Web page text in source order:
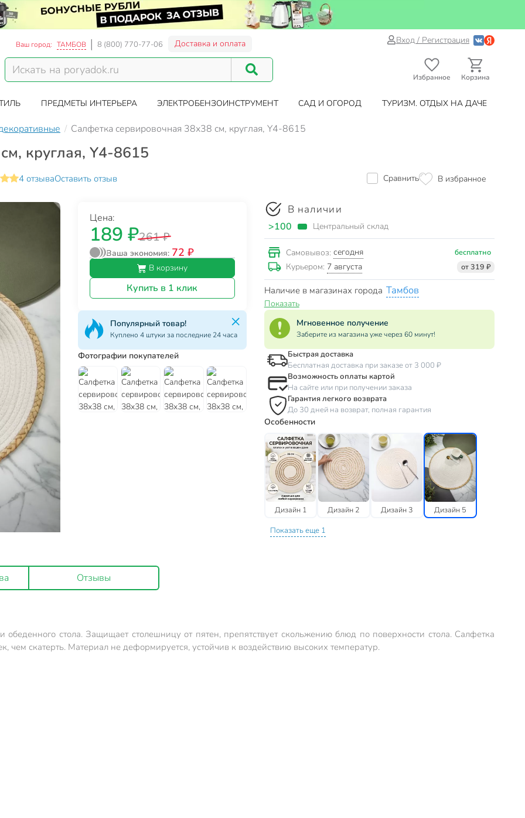
Ваш город: ТАМБОВ 8 (800) 770-77-06 Доставка и оплата Вход / Регистрация
Избранное Корзина
ПРЕДМЕТЫ ИНТЕРЬЕРА ЭЛЕКТРОБЕНЗОИНСТРУМЕНТ САД И ОГОРОД ТУРИЗМ. ОТДЫХ НА ДАЧЕ
Салфетка сервировочная 38х38 см, круглая, Y4-8615
круглая, Y4-8615
4 отзываОставить отзыв Сравнить В избранное
Цена:
189 ₽261 ₽
Ваша экономия: 72 ₽
В корзину
Купить в 1 клик
Популярный товар!
Куплено 4 штуки за последние 24 часа
Фотографии покупателей
В наличии
>100 Центральный склад
Самовывоз: сегодня бесплатно
Курьером: 7 августа от 319 ₽
Наличие в магазинах города Тамбов
Показать
Мгновенное получение
Заберите из магазина уже через 60 минут!
Быстрая доставка
Бесплатная доставка при заказе от 3 000 ₽
Возможность оплаты картой
На сайте или при получении заказа
Гарантия легкого возврата
До 30 дней на возврат, полная гарантия
Особенности
Дизайн 1 Дизайн 2 Дизайн 3 Дизайн 5
Показать еще 1
Отзывы
стола. Защищает столешницу от пятен, препятствует скольжению блюд по поверхности стола. Салфетка
чем скатерть. Материал не деформируется, устойчив к воздействию высоких температур.